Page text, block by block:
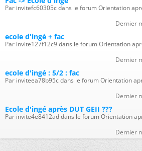
Par invitefc60305c dans le forum Orientation
Dernier
ecole d'ingé + fac
Par invite127f12c9 dans le forum Orientation
Dernier
ecole d'ingé : 5/2 : fac
Par inviteea78b95c dans le forum Orientation
Dernier
Ecole d'ingé après DUT GEII ???
Par invite4e8412ad dans le forum Orientation
Dernier